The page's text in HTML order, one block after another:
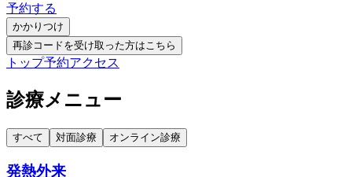
予約する
かかりつけ
再診コードを受け取った方はこちら
トップ予約アクセス
診療メニュー
すべて 対面診療 オンライン診療
発熱外来